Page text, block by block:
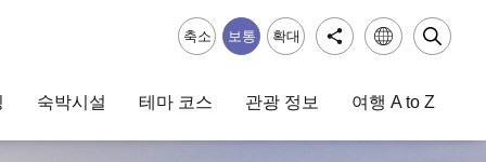
축소 보통 확대
숙박시설 테마 코스 관광 정보 여행 A to Z